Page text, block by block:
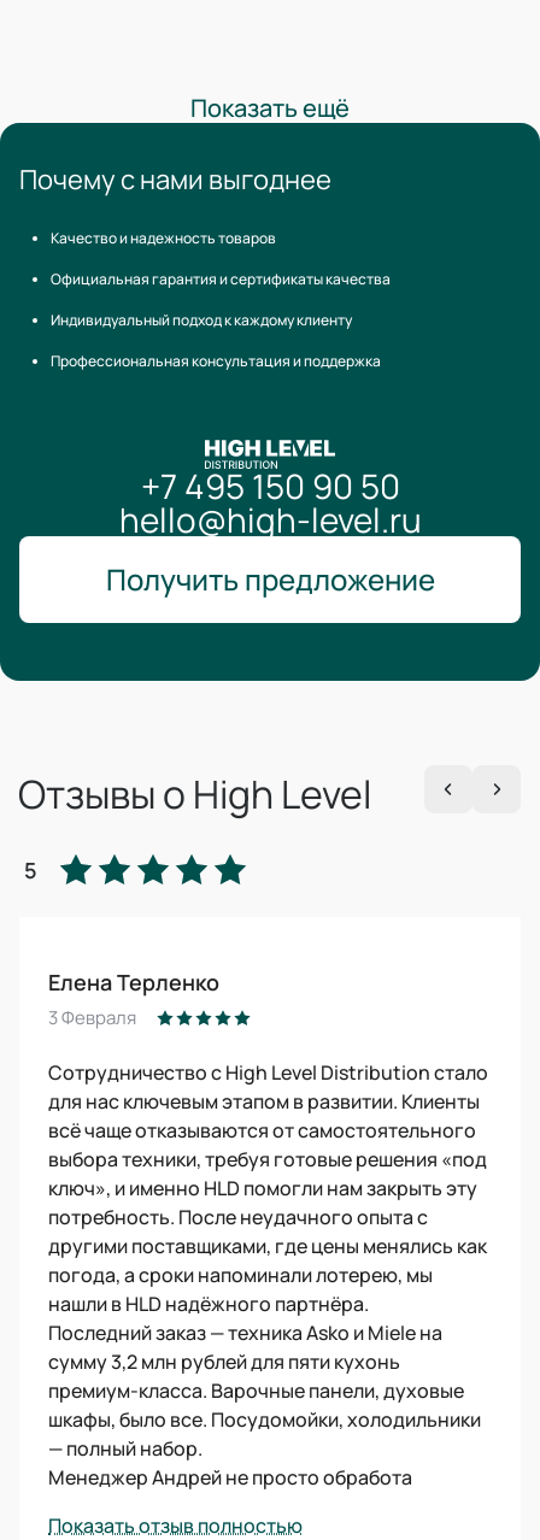
Показать ещё
Почему с нами выгоднее
Качество и надежность товаров
Официальная гарантия и сертификаты качества
Индивидуальный подход к каждому клиенту
Профессиональная консультация и поддержка
+7 495 150 90 50
hello@high-level.ru
Получить предложение
Отзывы о High Level
5
Елена Терленко
3 Февраля
Сотрудничество с High Level Distribution стало
для нас ключевым этапом в развитии. Клиенты
всё чаще отказываются от самостоятельного
выбора техники, требуя готовые решения «под
ключ», и именно HLD помогли нам закрыть эту
потребность. После неудачного опыта с
другими поставщиками, где цены менялись как
погода, а сроки напоминали лотерею, мы
нашли в HLD надёжного партнёра.
Последний заказ — техника Asko и Miele на
сумму 3,2 млн рублей для пяти кухонь
премиум-класса. Варочные панели, духовые
шкафы, было все. Посудомойки, холодильники
— полный набор.
Менеджер Андрей не просто обработа
Показать отзыв полностью